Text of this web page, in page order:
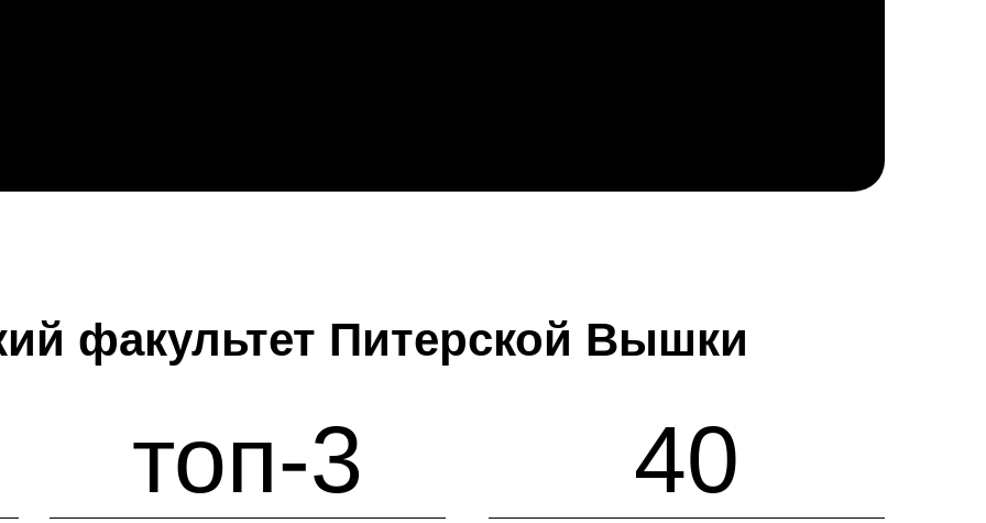
топ-3 40
факультет Питерской Вышки